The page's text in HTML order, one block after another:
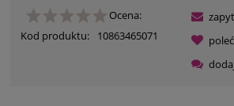
Ocena:
Kod produktu:
10863465071